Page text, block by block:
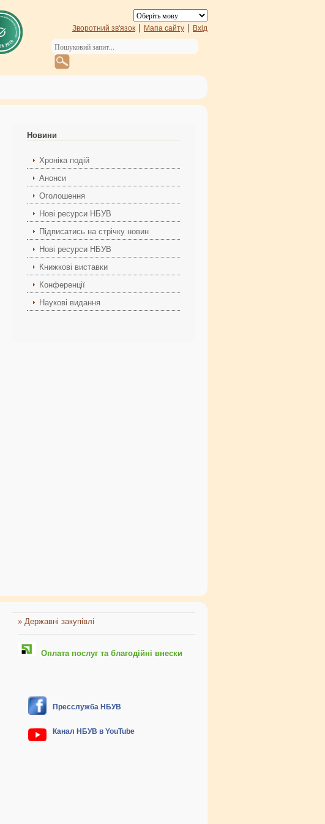
Зворотний зв'язок Мапа сайту Вхід
Новини
Хроніка подій
Анонси
Оголошення
Нові ресурси НБУВ
Підписатись на стрічку новин
Нові ресурси НБУВ
Книжкові виставки
Конференції
Наукові видання
» Державні закупівлі
Оплата послуг та благодійні внески
Пресслужба НБУВ
Канал НБУВ в YouTube